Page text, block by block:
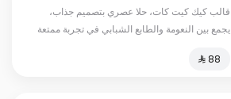
قالب كيك كيت كات، حلا عصري بتصميم جذاب،
يجمع بين النعومة والطابع الشبابي في تجربة ممتعة